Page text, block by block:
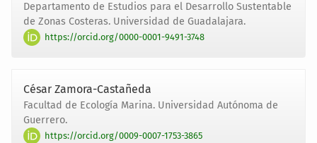
Departamento de Estudios para el Desarrollo Sustentable
de Zonas Costeras. Universidad de Guadalajara.
https://orcid.org/0000-0001-9491-3748
César Zamora-Castañeda
Facultad de Ecología Marina. Universidad Autónoma de
Guerrero.
https://orcid.org/0009-0007-1753-3865